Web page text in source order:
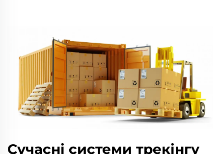
Сучасні системи трекінгу